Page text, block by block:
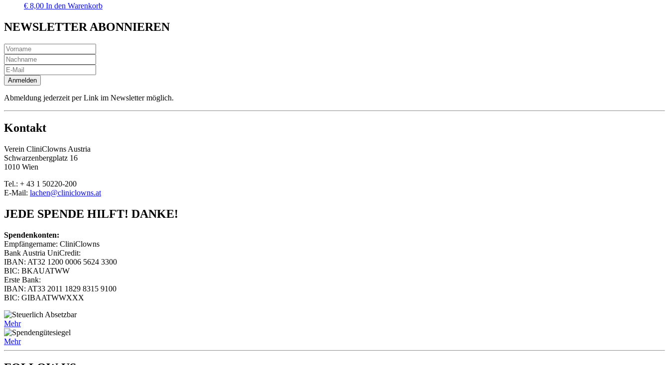
€ 8,00 In den Warenkorb
NEWSLETTER ABONNIEREN
Anmelden
Abmeldung jederzeit per Link im Newsletter möglich.
Kontakt
Verein CliniClowns Austria
Schwarzenbergplatz 16
1010 Wien
Tel.: + 43 1 50220-200
E-Mail: lachen@cliniclowns.at
JEDE SPENDE HILFT! DANKE!
Spendenkonten:
Empfängername: CliniClowns
Bank Austria UniCredit:
IBAN: AT32 1200 0006 5624 3300
BIC: BKAUATWW
Erste Bank:
IBAN: AT33 2011 1829 8315 9100
BIC: GIBAATWWXXX
Mehr
Mehr